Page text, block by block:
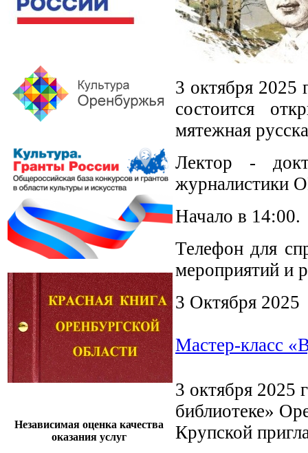
Независимая оценка качества
оказания услуг
3 октября 2025
состоится
мятежная
Лектор -
журналистики
Начало в 14:00.
Телефон для
мероприятий и
3 Октября 2025
Мастер-класс
3 октября 2025
библиотеке»
Крупской